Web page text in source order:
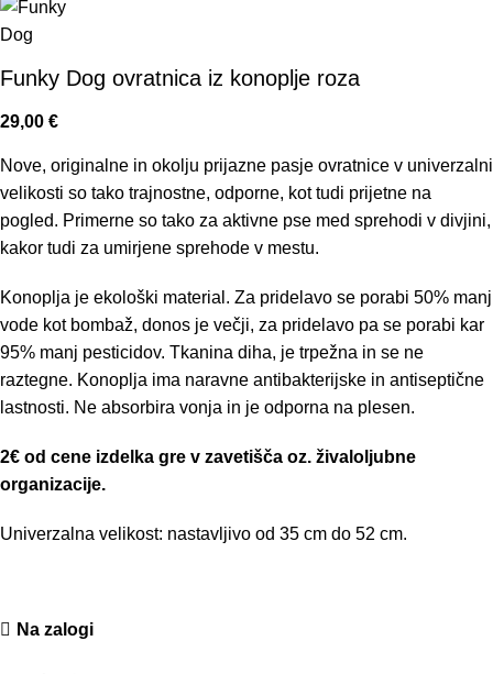
Funky Dog ovratnica iz konoplje roza
29,00 €
Nove, originalne in okolju prijazne pasje ovratnice v univerzalni
velikosti so tako trajnostne, odporne, kot tudi prijetne na
pogled. Primerne so tako za aktivne pse med sprehodi v divjini,
kakor tudi za umirjene sprehode v mestu.
Konoplja je ekološki material. Za pridelavo se porabi 50% manj
vode kot bombaž, donos je večji, za pridelavo pa se porabi kar
95% manj pesticidov. Tkanina diha, je trpežna in se ne
raztegne. Konoplja ima naravne antibakterijske in antiseptične
lastnosti. Ne absorbira vonja in je odporna na plesen.
2€ od cene izdelka gre v zavetišča oz. živaloljubne
organizacije.
Univerzalna velikost: nastavljivo od 35 cm do 52 cm.
Na zalogi